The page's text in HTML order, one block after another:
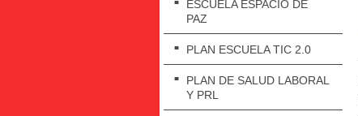
ESCUELA ESPACIO DE
PAZ
PLAN ESCUELA TIC 2.0
PLAN DE SALUD LABORAL
Y PRL